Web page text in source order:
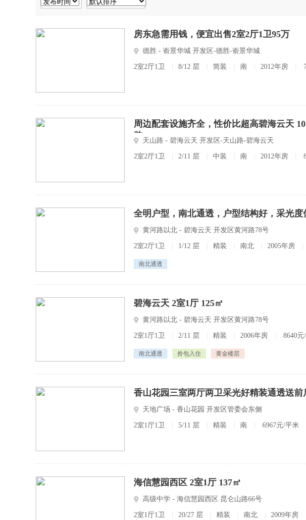
房东急需用钱，便宜出售2室2厅1卫95万
德胜 - 嵛景华城 开发区-德胜-嵛景华城
2室2厅1卫 8/12 层 简装 南 2012年房
周边配套设施齐全，性价比超高碧海云天
装天山路 - 碧海云天 开发区-天山路-碧海云天
2室2厅1卫 2/11 层 中装 南 2012年房
全明户型，南北通透，户型结构好，采光度
黄河路以北 - 碧海云天 开发区黄河路78号
2室2厅1卫 1/12 层 精装 南北 2005年房
南北通透
碧海云天 2室1厅 125㎡
黄河路以北 - 碧海云天 开发区黄河路78号
2室1厅1卫 2/11 层 精装 2006年房 8640元
南北通透 拎包入住 黄金楼层
香山花园三室两厅两卫采光好精装通透送前
天地广场 - 香山花园 开发区管委会东侧
2室1厅1卫 5/11 层 精装 南 6967元/平米
海信慧园西区 2室1厅 137㎡
高级中学 - 海信慧园西区 昆仑山路66号
2室1厅1卫 20/27 层 精装 南北 2009年房